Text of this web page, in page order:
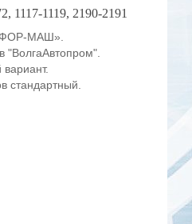
1117-1119, 2190-2191
МАШ».
"ВолгаАвтопром".
стандартный.